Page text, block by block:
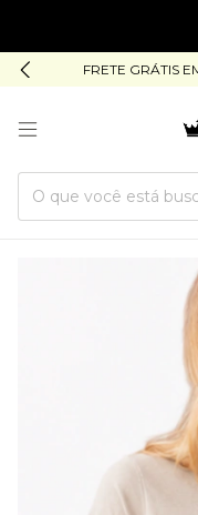
FRETE GRÁTIS